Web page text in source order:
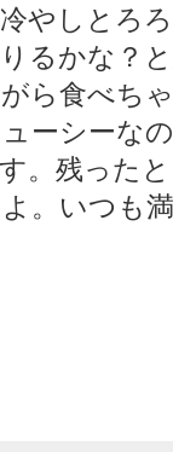
やしとろ
るかな？
ら食べち
ーシーな
。残った
。いつも